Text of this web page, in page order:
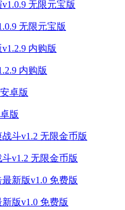
无限元宝版
内购版
版
v1.2 无限金币版
版v1.0 免费版